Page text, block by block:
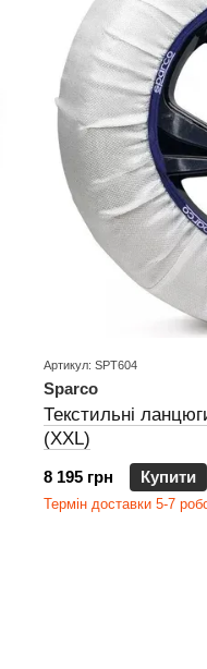
Артикул: SPT604
Sparco
Текстильні
(XXL)
8 195 грн Купити
Термін доставки 5-7